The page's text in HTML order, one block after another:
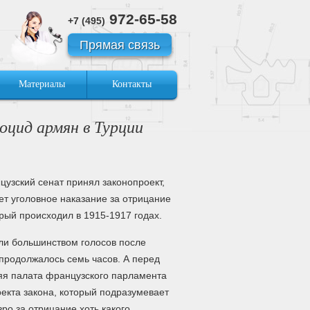
+7 (495) 972-65-58
Прямая связь
Материалы Контакты
армян в Турции
сенат принял законопроект,
уголовное наказание за отрицание
происходил в 1915-1917 годах.
большинством голосов после
семь часов. А перед
палата французского парламента
закона, который подразумевает